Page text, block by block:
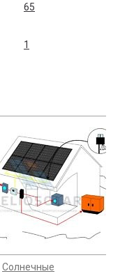
65
1
Солнечные